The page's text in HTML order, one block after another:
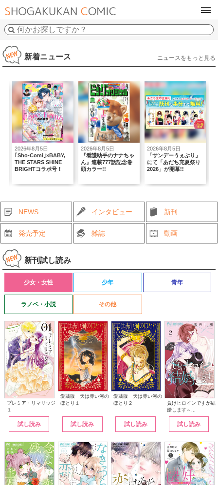
新着ニュース ニュースをもっと見る
2026年8月5日
｢Sho-Comi｣×BABY,
THE STARS SHINE
BRIGHTコラボ号！
2026年8月5日
『看護助手のナナちゃ
ん』連載777話記念巻
頭カラー!!
2026年8月5日
「サンデーうぇぶり」
にて「あだち充夏祭り
2026」が開幕!!
NEWS インタビュー 新刊
発売予定 雑誌 動画
新刊試し読み
少女・女性 少年 青年
ラノベ・小説 その他
プレミア・リマリッジ
１
試し読み
愛蔵版 天は赤い河の
ほとり１
試し読み
愛蔵版 天は赤い河の
ほとり２
試し読み
負けヒロインですが結
婚します～...
試し読み